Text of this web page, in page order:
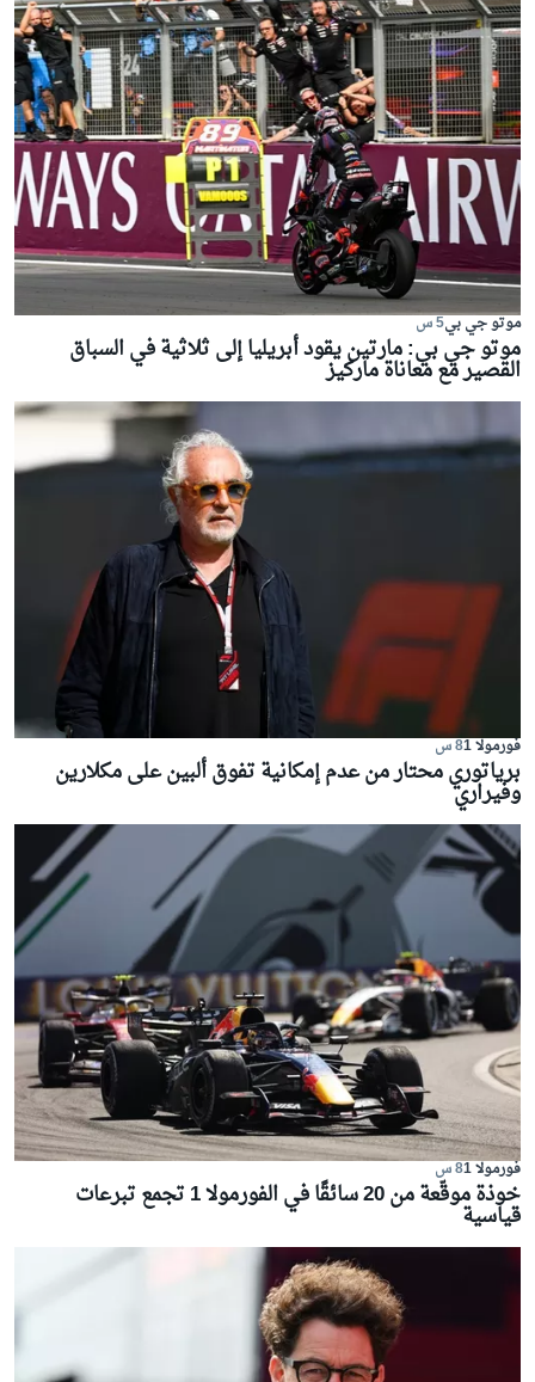
موتو جي بي5 س
موتو جي بي: مارتين يقود أبريليا إلى ثلاثية في السباق
القصير مع معاناة ماركيز
فورمولا 1 8 س
برياتوري محتار من عدم إمكانية تفوق ألبين على مكلارين
وفيراري
فورمولا 1 8 س
خوذة موقّعة من 20 سائقًا في الفورمولا 1 تجمع تبرعات
قياسية